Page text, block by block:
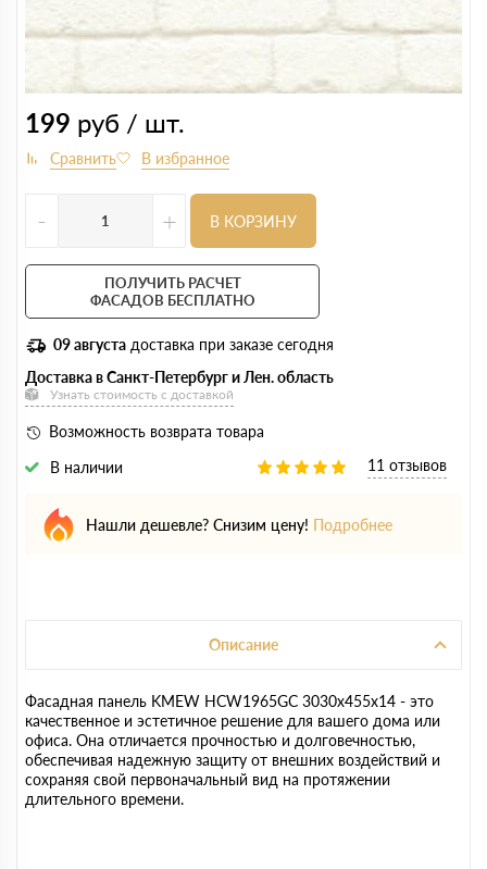
199 руб / шт.
- + В КОРЗИНУ
ПОЛУЧИТЬ РАСЧЕТ
ФАСАДОВ БЕСПЛАТНО
09 августа доставка при заказе сегодня
Доставка в Санкт-Петербург и Лен. область
Узнать стоимость с доставкой
Возможность возврата товара
В наличии
11 отзывов
Нашли дешевле? Снизим цену! Подробнее
Описание
Фасадная панель KMEW HCW1965GC 3030х455х14 - это
качественное и эстетичное решение для вашего дома или
офиса. Она отличается прочностью и долговечностью,
обеспечивая надежную защиту от внешних воздействий и
сохраняя свой первоначальный вид на протяжении
длительного времени.